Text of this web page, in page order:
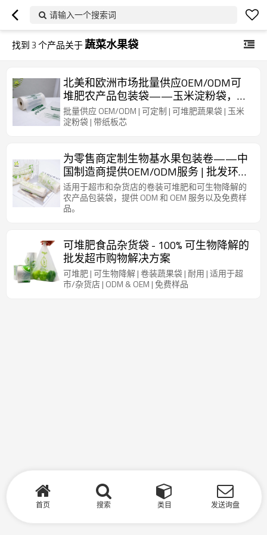
请输入一个搜索词
找到3个产品关于蔬菜水果袋
北美和欧洲市场批量供应OEM/ODM可
堆肥农产品包装袋——玉米淀粉袋，内
芯为纸板
批量供应 OEM/ODM | 可定制 | 可堆肥蔬果袋 | 玉米
淀粉袋 | 带纸板芯
为零售商定制生物基水果包装卷——中
国制造商提供OEM/ODM服务 | 批发环保
解决方案
适用于超市和杂货店的卷装可堆肥和可生物降解的
农产品包装袋，提供 ODM 和 OEM 服务以及免费样
品。
可堆肥食品杂货袋 - 100% 可生物降解的
批发超市购物解决方案
可堆肥 | 可生物降解 | 卷装蔬果袋 | 耐用 | 适用于超
市/杂货店 | ODM & OEM | 免费样品
首页 搜索 类目 发送询盘